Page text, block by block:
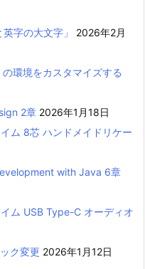
字の大文字」
2026年2月
環境をカスタマイズする
2章 2026年1月18日
ム 8芯 ハンドメイドリケー
with Java 6章
ム USB Type-C オーディオ
ク変更 2026年1月12日